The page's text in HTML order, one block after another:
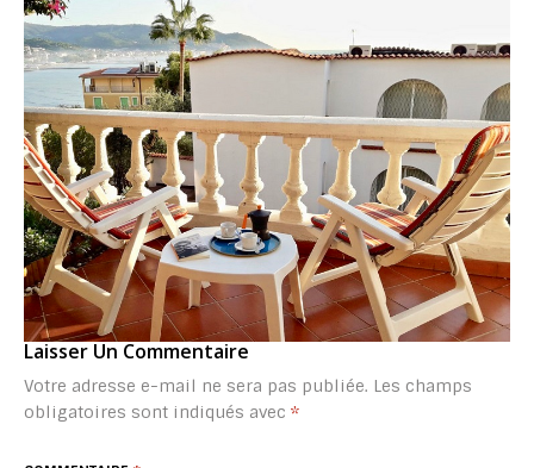
Laisser Un Commentaire
Votre adresse e-mail ne sera pas publiée. Les champs
obligatoires sont indiqués avec *